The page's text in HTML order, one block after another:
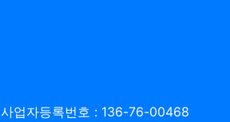
사업자등록번호 : 136-76-00468